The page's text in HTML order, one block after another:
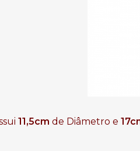
11,5cm de Diâmetro e 17